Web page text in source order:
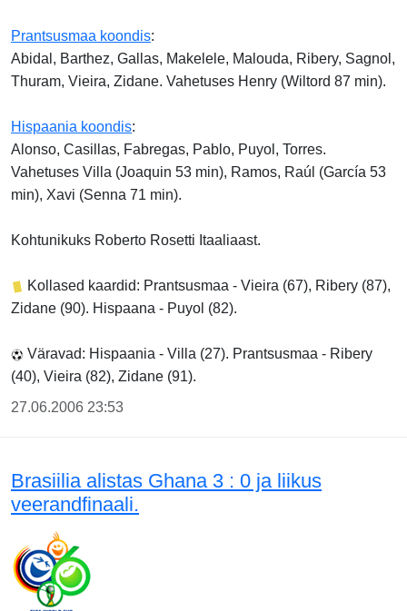
Prantsusmaa koondis:
Abidal, Barthez, Gallas, Makelele, Malouda, Ribery, Sagnol,
Thuram, Vieira, Zidane. Vahetuses Henry (Wiltord 87 min).
Hispaania koondis:
Alonso, Casillas, Fabregas, Pablo, Puyol, Torres.
Vahetuses Villa (Joaquin 53 min), Ramos, Raúl (García 53
min), Xavi (Senna 71 min).
Kohtunikuks Roberto Rosetti Itaaliaast.
Kollased kaardid: Prantsusmaa - Vieira (67), Ribery (87),
Zidane (90). Hispaana - Puyol (82).
Väravad: Hispaania - Villa (27). Prantsusmaa - Ribery
(40), Vieira (82), Zidane (91).
27.06.2006 23:53
Brasiilia alistas Ghana 3 : 0 ja liikus
veerandfinaali.